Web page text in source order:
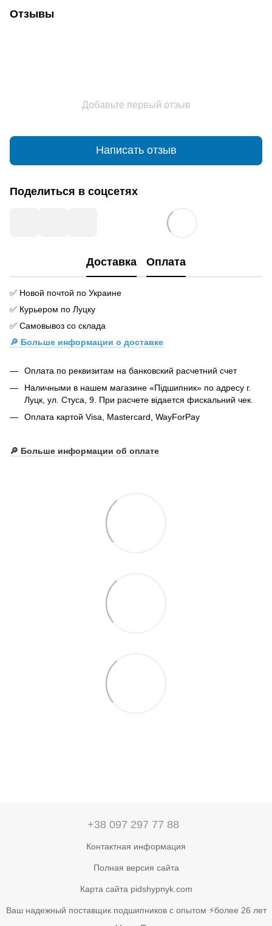
Отзывы
Добавьте первый отзыв
Написать отзыв
Поделиться в соцсетях
Доставка Оплата
✅ Новой почтой по Украине
✅ Курьером по Луцку
✅ Самовывоз со склада
🔎 Больше информации о доставке
Оплата по реквизитам на банковский расчетний счет
Наличными в нашем магазине «Підшипник» по адресу г.
Луцк, ул. Стуса, 9. При расчете відается фискальний чек.
Оплата картой Visa, Mastercard, WayForPay
🔎 Больше информации об оплате
+38 097 297 77 88
Контактная информация
Полная версия сайта
Карта сайта pidshypnyk.com
Ваш надежный поставщик подшипников с опытом ⚡более 26 лет